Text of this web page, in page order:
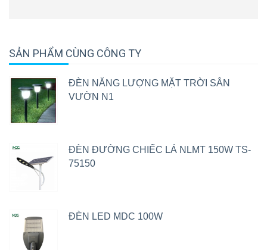
SẢN PHẨM CÙNG CÔNG TY
ĐÈN NĂNG LƯỢNG MẶT TRỜI SÂN
VƯỜN N1
ĐÈN ĐƯỜNG CHIẾC LÁ NLMT 150W TS-
75150
ĐÈN LED MDC 100W